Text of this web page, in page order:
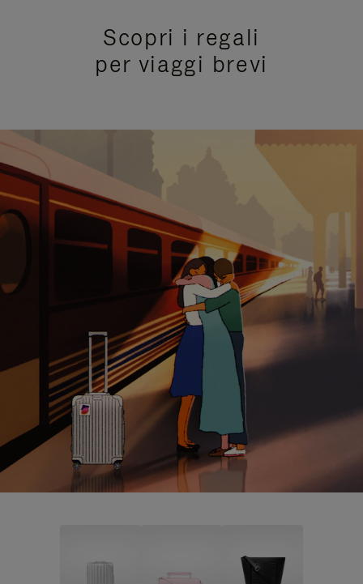
Scopri i regali
per viaggi brevi